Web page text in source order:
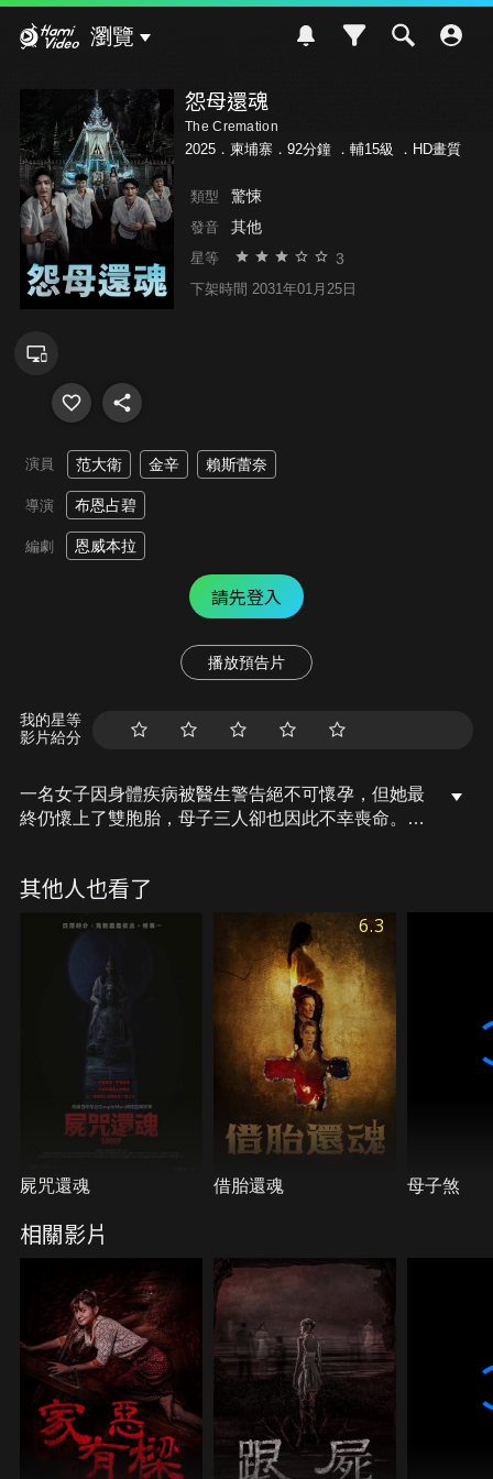
瀏覽
怨母還魂
The Cremation
2025．柬埔寨．92分鐘 ． 輔15級 ．HD畫質
類型 驚悚
發音 其他
星等 3
下架時間 2031年01月25日
演員 范大衛 金辛 賴斯蕾奈
導演 布恩占碧
編劇 恩威本拉
請先登入
播放預告片
我的星等
影片給分
一名女子因身體疾病被醫生警告絕不可懷孕，但她最
終仍懷上了雙胞胎，母子三人卻也因此不幸喪命。因
並未散去，她滿懷執念，在靈堂四周徘徊不去。
其他人也看了
屍咒還魂
6.3
借胎還魂 母子煞
相關影片